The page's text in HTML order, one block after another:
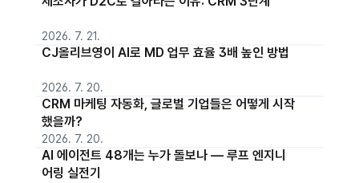
2026. 7. 21.
CJ올리브영이 AI로 MD 업무 효율 3배 높인 방법
2026. 7. 20.
CRM 마케팅 자동화, 글로벌 기업들은 어떻게 시작
했을까?
2026. 7. 20.
AI 에이전트 48개는 누가 돌보나 — 루프 엔지니
어링 실전기